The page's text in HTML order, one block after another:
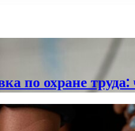
по охране